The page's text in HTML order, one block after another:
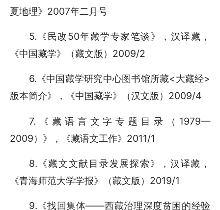
夏地理》2007年二月号
5.《民改50年藏学专家笔谈》，汉译藏，
《中国藏学》（藏文版）2009/2
6.《中国藏学研究中心图书馆所藏<大藏经>
版本简介》，《中国藏学》（汉文版）2009/4
7.《藏语言文字专题目录（1979—
2009）》，《藏语文工作》2011/1
8.《藏文文献目录发展探索》，汉译藏，
《青海师范大学学报》（藏文版）2019/1
9.《找回集体——西藏治理深度贫困的经验